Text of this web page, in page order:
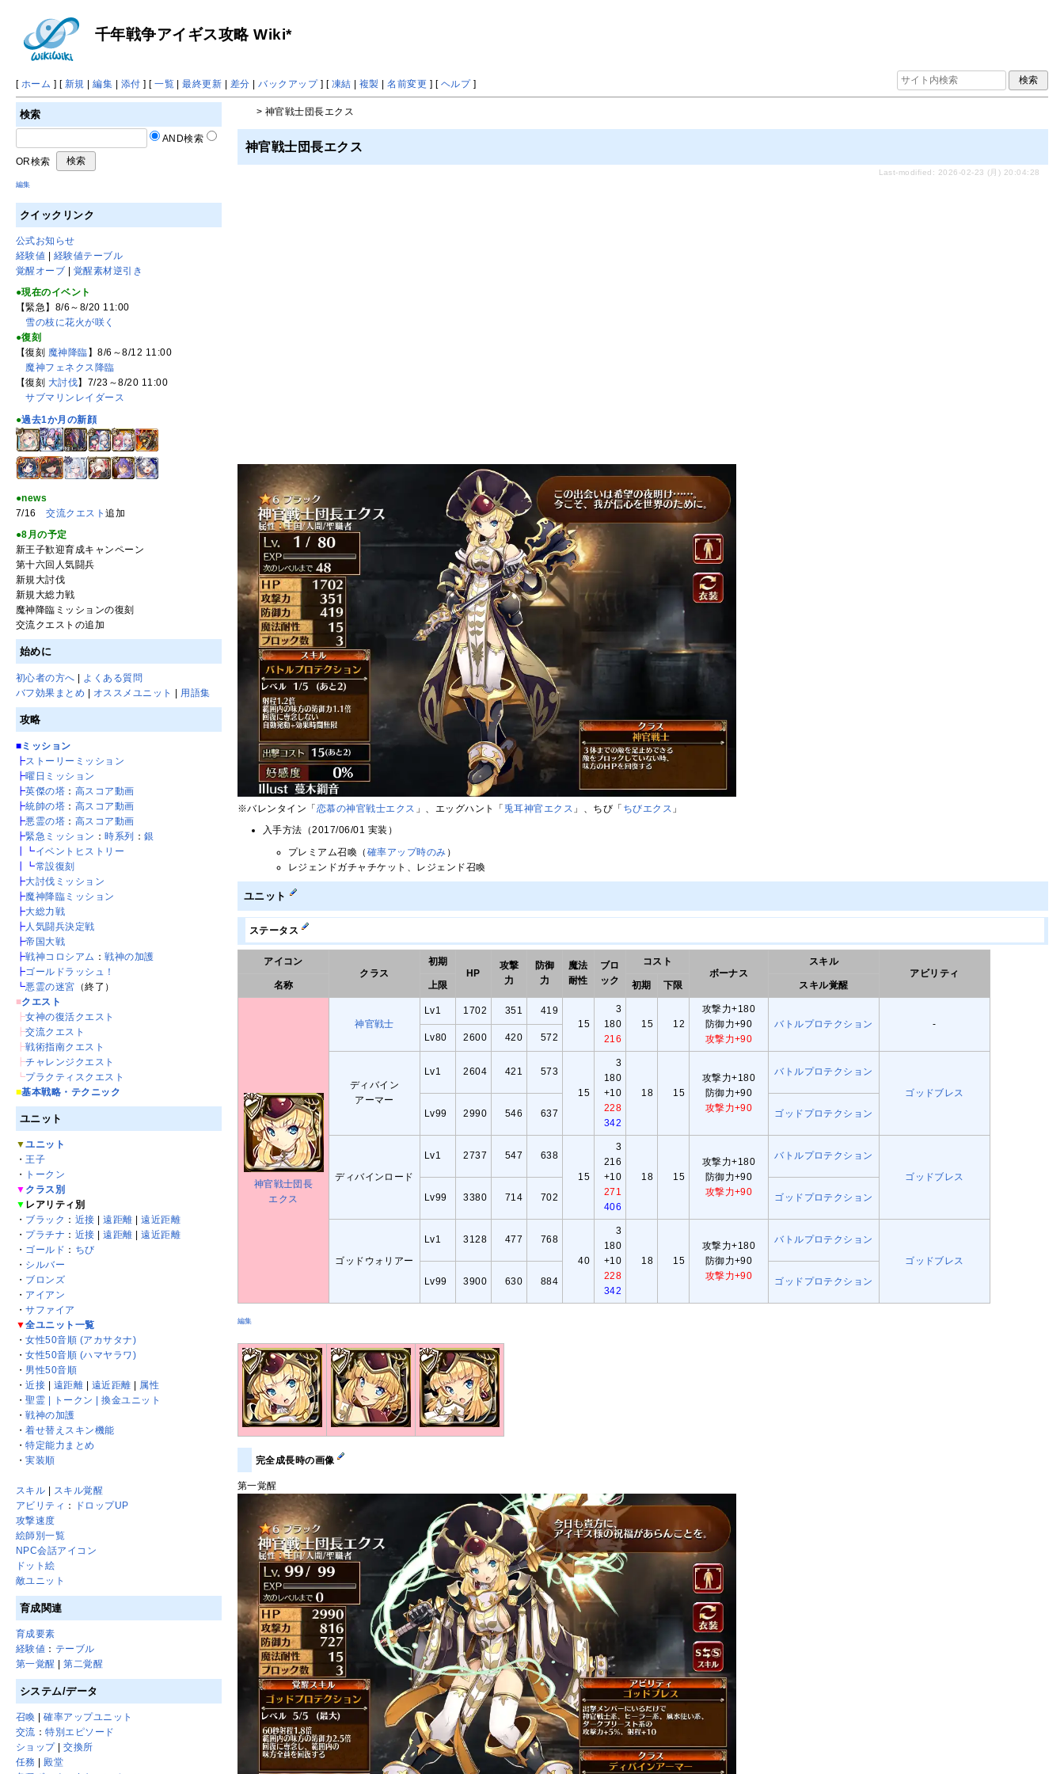
千年戦争アイギス攻略 Wiki*
[ ホーム ] [ 新規 |編集 | 添付 ] [一覧 |最終更新 | 差分 |バックアップ] [ 凍結 | 複製 |名前変更 ] [ ヘルプ]
> 神官戦士団長エクス
神官戦士団長エクス
Last-modified: 2026-02-23 (月) 20:04:28
※バレンタイン「恋慕の神官戦士エクス 」、エッグハント「兎耳神官エクス 」、ちび「 ちびエクス 」
入手方法（2017/06/01 実装）
プレミアム召喚（ 確率アップ時のみ ）
レジェンドガチャチケット、レジェンド召喚
ユニット
ステータス
アイコン
クラス
初期
HP
攻撃
力
防御
力
魔法
耐性
ブロ
ック
コスト
ボーナス
スキル
アビリティ
名称
上限 初期 下限 スキル覚醒
神官戦士団長
エクス
神官戦士
Lv1 1702 351
419
15
3
180
216
15 12
攻撃力+180
防御力+90
攻撃力+90
バトルプロテクション
-
Lv80
2600 420 572
ディバイン
アーマー
Lv1 2604 421
573
15
3
180
+10
228
342
18 15
攻撃力+180
防御力+90
攻撃力+90
バトルプロテクション
ゴッドブレス
Lv99
2990 546 637 ゴッドプロテクション
ディバインロード
Lv1 2737 547
638
15
3
216
+10
271
406
18 15
攻撃力+180
防御力+90
攻撃力+90
バトルプロテクション
ゴッドブレス
Lv99
3380 714 702 ゴッドプロテクション
ゴッドウォリアー
Lv1 3128 477
768
40
3
180
+10
228
342
18 15
攻撃力+180
防御力+90
攻撃力+90
バトルプロテクション
ゴッドブレス
Lv99
3900 630 884 ゴッドプロテクション
編集
完全成長時の画像
第一覚醒
検索
AND検索
OR検索
編集
クイックリンク
公式お知らせ
経験値
経験値テーブル
覚醒オーブ
覚醒素材逆引き
●現在のイベント
【緊急】8/6～8/20 11:00
雪の枝に花火が咲く
●復刻
【復刻 魔神降臨 】8/6～8/12 11:00
魔神フェネクス降臨
【復刻 大討伐】7/23～8/20 11:00
サブマリンレイダース
●過去1か月の新顔
●news
7/16交流クエスト追加
●8月の予定
新王子歓迎育成キャンペーン
第十六回人気闘兵
新規大討伐
新規大総力戦
魔神降臨ミッションの復刻
交流クエストの追加
始めに
初心者の方へ | よくある質問
バフ効果まとめ | オススメユニット | 用語集
攻略
■ ミッション
┣ストーリーミッション
┣曜日ミッション
┣英傑の塔 ： 高スコア動画
┣統帥の塔 ： 高スコア動画
┣悪霊の塔 ： 高スコア動画
┣緊急ミッション ：時系列 ：銀
┃┗イベントヒストリー
┃┗常設復刻
┣大討伐ミッション
┣魔神降臨ミッション
┣大総力戦
┣ 人気闘兵決定戦
┣帝国大戦
┣戦神コロシアム ：戦神の加護
┣ゴールドラッシュ！
┗悪霊の迷宮 （終了）
■クエスト
┣女神の復活クエスト
┣交流クエスト
┣戦術指南クエスト
┣チャレンジクエスト
┗プラクティスクエスト
■基本戦略・テクニック
ユニット
▼ユニット
・ 王子
・
トークン
▼ クラス別
▼ レアリティ別
・ ブラック ： 近接 |遠距離 |遠近距離
・ プラチナ ： 近接 |遠距離 |遠近距離
・ ゴールド ： ちび
・ シルバー
・ ブロンズ
・ アイアン
・サファイア
▼全ユニット一覧
・女性50音順 (アカサタナ)
・女性50音順 (ハマヤラワ)
・ 男性50音順
・近接 遠距離 遠近距離
属性
・聖霊 | トークン | 換金ユニット
・戦神の加護
・着せ替えスキン機能
・特定能力まとめ
・実装順
スキル
スキル覚醒
アビリティ ：
ドロップUP
攻撃速度
絵師別一覧
NPC会話アイコン
ドット絵
敵ユニット
育成関連
育成要素
経験値 ： テーブル
第一覚醒
|第二覚醒
システム/データ
召喚 |確率アップユニット
交流 ：特別エピソード
ショップ|交換所
任務 | 殿堂